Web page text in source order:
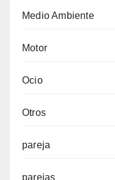
Medio Ambiente
Motor
Ocio
Otros
pareja
parejas